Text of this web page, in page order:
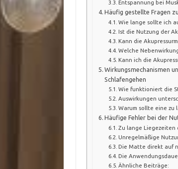
Entspannung bei
Häufig gestellte Fragen
Wie lange sollte ich
Ist die Nutzung der
Kann die
Welche
Kann ich die
Wirkungsmechanismen
Schlafengehen
Wie funktioniert die
Auswirkungen
Warum sollte eine zu
Häufige Fehler bei der
Zu lange Liegezeiten
Unregelmäßige
Die Matte direkt auf
Die
Ähnliche Beiträge: